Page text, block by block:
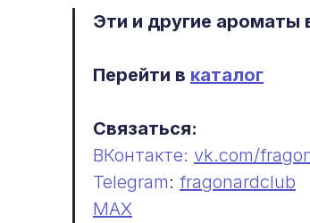
Эти и другие ароматы
Перейти в каталог
Связаться:
ВКонтакте: vk.com/
Telegram: fragonardclub
MAX
парфюм на заказ